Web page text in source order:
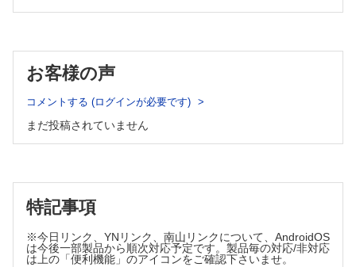
お客様の声
コメントする (ログインが必要です)
まだ投稿されていません
特記事項
※今日リンク、YNリンク、南山リンクについて、AndroidOS
は今後一部製品から順次対応予定です。製品毎の対応/非対応
は上の「便利機能」のアイコンをご確認下さいませ。